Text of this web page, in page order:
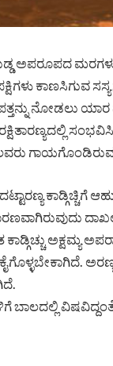
ಅಪರೂಪದ
ಕಾಣಸಿಗುವ
ನೋಡಲು
ಗಾಯಗೊಂಡಿರುವ
ಕಾಡ್ಗಿಚ್ಚಿಗೆ
ಅಕ್ಷಮ್ಯ
ಬಾಲದಲ್ಲಿ